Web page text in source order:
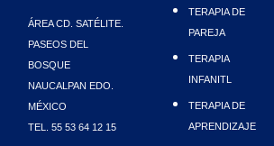
ÁREA CD. SATÉLITE.
PASEOS DEL
BOSQUE
NAUCALPAN EDO.
MÉXICO
TEL. 55 53 64 12 15
TERAPIA DE
PAREJA
TERAPIA
INFANITL
TERAPIA DE
APRENDIZAJE